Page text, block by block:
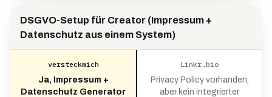
DSGVO-Setup für Creator (Impressum +
Datenschutz aus einem System)
versteckmich
Ja, Impressum +
Datenschutz Generator
Linkr.bio
Privacy Policy vorhanden,
aber kein integrierter